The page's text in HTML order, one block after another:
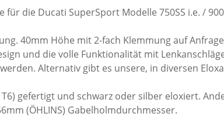
die Ducati SuperSport Modelle 750SS i.e. /
40mm Höhe mit 2-fach Klemmung auf
und die volle Funktionalität mit
Alternativ gibt es unsere, in diversen
gefertigt und schwarz oder silber eloxiert.
(ÖHLINS) Gabelholmdurchmesser.